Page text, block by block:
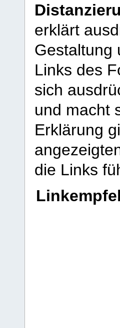
erklärt
Gestaltung
Links des
sich
und macht
Erklärung
die Links